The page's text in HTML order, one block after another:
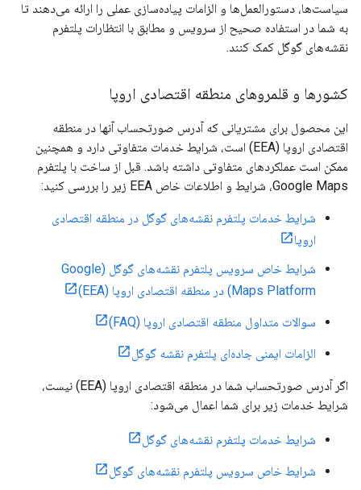
سیاست‌ها، دستورالعمل‌ها و الزامات پیاده‌سازی عملی را ارائه می‌دهند تا
به شما در استفاده صحیح از سرویس و مطابق با انتظارات پلتفرم
نقشه‌های گوگل کمک کنند.
کشورها و قلمروهای منطقه اقتصادی اروپا
این محصول برای مشتریانی که آدرس صورتحساب آنها در منطقه
اقتصادی اروپا (EEA) است، شرایط خدمات متفاوتی دارد و همچنین
ممکن است عملکردهای متفاوتی داشته باشد. قبل از ساخت با پلتفرم
Google Maps، شرایط و اطلاعات خاص EEA زیر را بررسی کنید:
شرایط خدمات پلتفرم نقشه‌های گوگل در منطقه اقتصادی
اروپا
شرایط خاص سرویس پلتفرم نقشه‌های گوگل (Google
Maps Platform) در منطقه اقتصادی اروپا (EEA)
سوالات متداول منطقه اقتصادی اروپا (FAQ)
الزامات ایمنی جاده‌ای پلتفرم نقشه گوگل
اگر آدرس صورتحساب شما در منطقه اقتصادی اروپا (EEA) نیست،
شرایط خدمات زیر برای شما اعمال می‌شود:
شرایط خدمات پلتفرم نقشه‌های گوگل
شرایط خاص سرویس پلتفرم نقشه‌های گوگل